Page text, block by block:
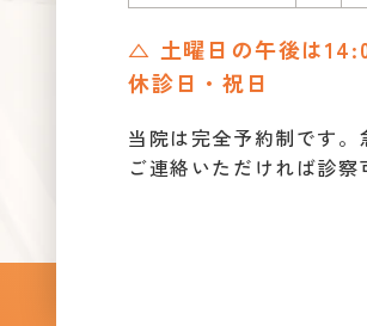
△ 土曜日の午後は
休診日・祝日
当院は完全予約制です。
ご連絡いただければ診察